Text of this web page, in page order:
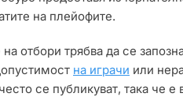
на плейофите.
отбори трябва да се
на играчи или
се публикуват, така че